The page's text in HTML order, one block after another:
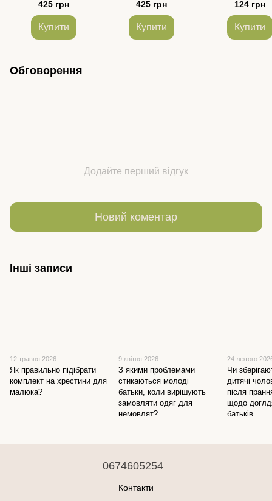
"сердечки" для
новонароджених
425 грн
Купити
"ведмедики на
хмарках" для
новонароджених
425 грн
Купити
124 грн
Купити
Обговорення
Додайте перший відгук
Новий коментар
Інші записи
12 травня 2026
Як правильно підібрати
комплект на хрестини для
малюка?
9 квітня 2026
З якими проблемами
стикаються молоді
батьки, коли вирішують
замовляти одяг для
немовлят?
24 лютого
Чи
дитячі
після
щодо
батьків
0674605254
Контакти